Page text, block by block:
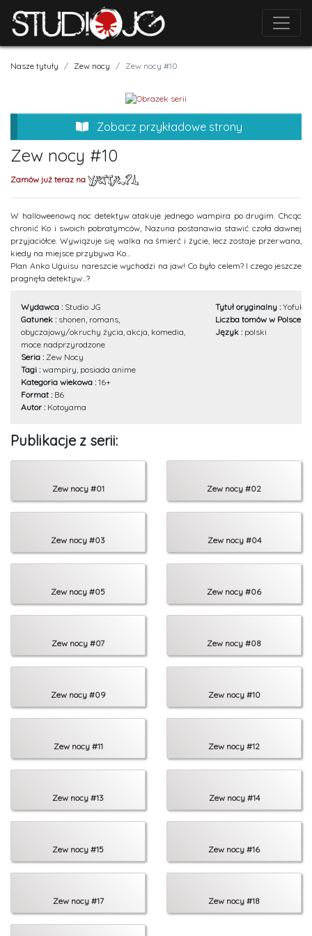
Nasze tytuły Zew nocy Zew nocy #10
Zobacz przykładowe strony
Zew nocy #10
Zamów już teraz na
W halloweenową noc detektyw atakuje jednego wampira po drugim. Chcąc
chronić Ko i swoich pobratymców, Nazuna postanawia stawić czoła dawnej
przyjaciółce. Wywiązuje się walka na śmierć i życie, lecz zostaje przerwana,
kiedy na miejsce przybywa Ko...
Plan Anko Uguisu nareszcie wychodzi na jaw! Co było celem? I czego jeszcze
pragnęła detektyw...?
Wydawca : Studio JG
Gatunek : shonen, romans,
obyczajowy/okruchy życia, akcja, komedia,
moce nadprzyrodzone
Seria : Zew Nocy
Tagi : wampiry, posiada anime
Kategoria wiekowa : 16+
Format : B6
Autor : Kotoyama
Tytuł oryginalny :
Liczba tomów w Polsce :
Język : polski
Publikacje z serii:
Zew nocy #01 Zew nocy #02
Zew nocy #03 Zew nocy #04
Zew nocy #05 Zew nocy #06
Zew nocy #07 Zew nocy #08
Zew nocy #09 Zew nocy #10
Zew nocy #11 Zew nocy #12
Zew nocy #13 Zew nocy #14
Zew nocy #15 Zew nocy #16
Zew nocy #17 Zew nocy #18